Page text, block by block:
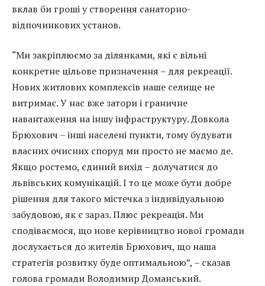
вклав би гроші у створення санаторно-
відпочинкових установ.
“Ми закріплюємо за ділянками, які є вільні
конкретне цільове призначення – для рекреації.
Нових житлових комплексів наше селище не
витримає. У нас вже затори і граничне
навантаження на іншу інфраструктуру. Довкола
Брюхович – інші населені пункти, тому будувати
власних очисних споруд ми просто не маємо де.
Якщо ростемо, єдиний вихід – долучатися до
львівських комунікацій. І то це може бути добре
рішення для такого містечка з індивідуальною
забудовою, як є зараз. Плюс рекреація. Ми
сподіваємося, що нове керівництво нової громади
дослухається до жителів Брюхович, що наша
стратегія розвитку буде оптимальною”, – сказав
голова громади Володимир Доманський.